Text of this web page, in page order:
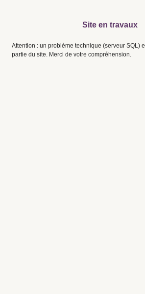
Site en travaux
Attention : un problème technique (serveur SQL)
partie du site. Merci de votre compréhension.